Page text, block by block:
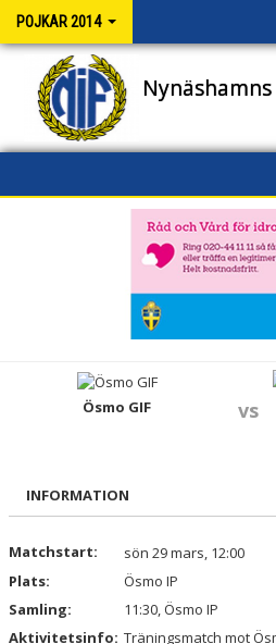
POJKAR 2014
DOKUMENT
KONTAKT
Ösmo GIF vs
INFORMATION
Matchstart:
sön 29 mars, 12:00
Plats:
Ösmo IP
Samling:
11:30, Ösmo IP
Aktivitetsinfo: Träningsmatch mot